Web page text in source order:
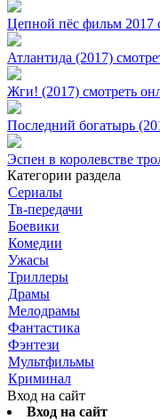
Цепной пёс фильм 2017
Атлантида (2017)
Жги! (2017) смотреть
Последний богатырь
Эспен в королевстве
Категории раздела
Сериалы
Тв-передачи
Боевики
Комедии
Ужасы
Триллеры
Драмы
Мелодрамы
Фантастика
Фэнтези
Мультфильмы
Криминал
Вход на сайт
Вход на сайт